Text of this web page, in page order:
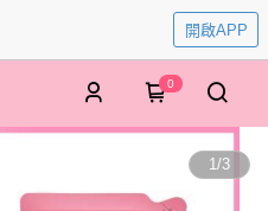
開啟APP
0
1/3